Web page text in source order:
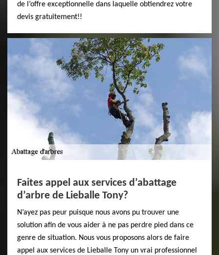
de l’offre exceptionnelle dans laquelle obtiendrez votre
devis gratuitement!!
Faites appel aux services d’abattage
d’arbre de Lieballe Tony?
N’ayez pas peur puisque nous avons pu trouver une
solution afin de vous aider à ne pas perdre pied dans ce
genre de situation. Nous vous proposons alors de faire
appel aux services de Lieballe Tony un vrai professionnel